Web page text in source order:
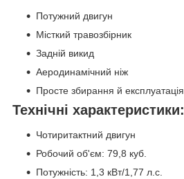
Потужний двигун
Місткий травозбірник
Задній викид
Аеродинамічний ніж
Просте збирання й експлуатація
Технічні характеристики:
Чотиритактний двигун
Робочий об'єм: 79,8 куб.
Потужність: 1,3 кВт/1,77 л.с.